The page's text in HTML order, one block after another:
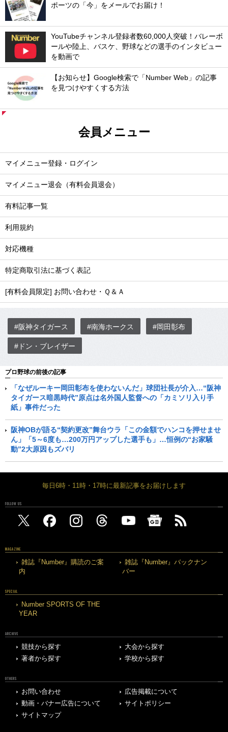
ポーツの「今」をメールでお届け！
YouTubeチャンネル登録者数60,000人突破！バレーボ
ールや陸上、バスケ、野球などの選手のインタビュー
を動画で
【お知らせ】Google検索で「Number Web」の記事
を見つけやすくする方法
会員メニュー
マイメニュー登録・ログイン
マイメニュー退会（有料会員退会）
有料記事一覧
利用規約
対応機種
特定商取引法に基づく表記
[有料会員限定] お問い合わせ・Ｑ＆Ａ
#阪神タイガース #南海ホークス #岡田彰布
#ドン・ブレイザー
プロ野球の前後の記事
「なぜルーキー岡田彰布を使わないんだ」球団社長が介入…“阪神
タイガース暗黒時代”原点は名外国人監督への「カミソリ入り手
紙」事件だった
阪神OBが語る“契約更改”舞台ウラ「この金額でハンコを押せませ
ん」「5～6度も…200万円アップした選手も」…恒例の“お家騒
動”2大原因もズバリ
毎日6時・11時・17時に最新記事をお届けします
FOLLOW US
MAGAZINE
雑誌『Number』購読のご案
内
雑誌『Number』バックナン
バー
SPECIAL
Number SPORTS OF THE
YEAR
ARCHIVE
競技から探す
大会から探す
著者から探す
学校から探す
OTHERS
お問い合わせ
広告掲載について
動画・バナー広告について
サイトポリシー
サイトマップ